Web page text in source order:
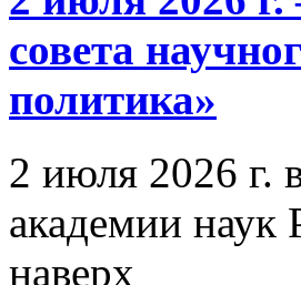
совета
политика»
2 июля 2026 г.
академии
наверх